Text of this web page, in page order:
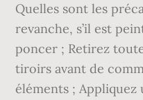
Quelles sont les
revanche, s’il est
poncer ; Retirez
tiroirs avant de
éléments ;